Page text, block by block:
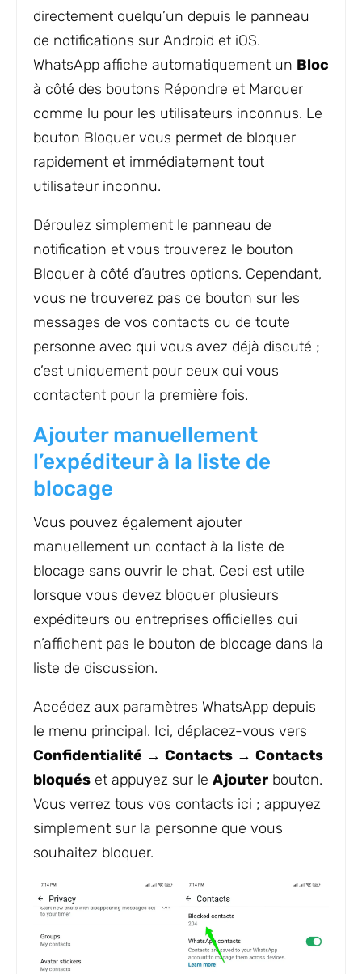
directement quelqu’un depuis le panneau
de notifications sur Android et iOS.
WhatsApp affiche automatiquement un Bloc
à côté des boutons Répondre et Marquer
comme lu pour les utilisateurs inconnus. Le
bouton Bloquer vous permet de bloquer
rapidement et immédiatement tout
utilisateur inconnu.
Déroulez simplement le panneau de
notification et vous trouverez le bouton
Bloquer à côté d’autres options. Cependant,
vous ne trouverez pas ce bouton sur les
messages de vos contacts ou de toute
personne avec qui vous avez déjà discuté ;
c’est uniquement pour ceux qui vous
contactent pour la première fois.
Ajouter manuellement
l’expéditeur à la liste de
blocage
Vous pouvez également ajouter
manuellement un contact à la liste de
blocage sans ouvrir le chat. Ceci est utile
lorsque vous devez bloquer plusieurs
expéditeurs ou entreprises officielles qui
n’affichent pas le bouton de blocage dans la
liste de discussion.
Accédez aux paramètres WhatsApp depuis
le menu principal. Ici, déplacez-vous vers
Confidentialité → Contacts → Contacts
bloqués et appuyez sur le Ajouter bouton.
Vous verrez tous vos contacts ici ; appuyez
simplement sur la personne que vous
souhaitez bloquer.